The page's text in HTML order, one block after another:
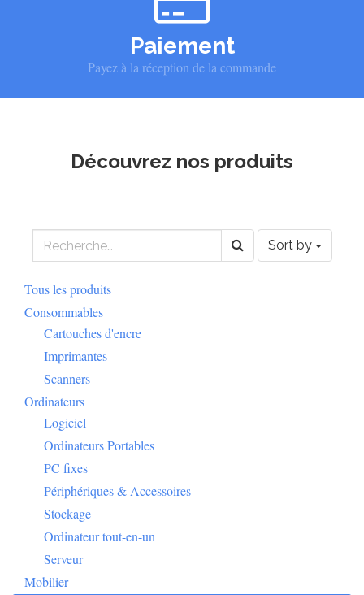
Paiement
Payez à la réception de la commande
Découvrez nos produits
Sort by
Tous les produits
Consommables
Cartouches d'encre
Imprimantes
Scanners
Ordinateurs
Logiciel
Ordinateurs Portables
PC fixes
Périphériques & Accessoires
Stockage
Ordinateur tout-en-un
Serveur
Mobilier